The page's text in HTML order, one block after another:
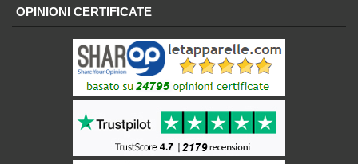
OPINIONI CERTIFICATE